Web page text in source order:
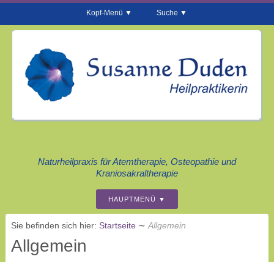
Kopf-Menü Suche
Naturheilpraxis für Atemtherapie, Osteopathie und
Kraniosakraltherapie
HAUPTMENÜ
Sie befinden sich hier: Startseite ∼ Allgemein
Allgemein